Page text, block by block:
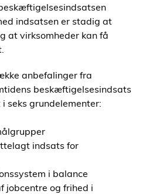
indsatsen er stadig at
at virksomheder kan få
anbefalinger fra
beskæftigelsesindsats
seks grundelementer:
indsats for
i balance
jobcentre og frihed i